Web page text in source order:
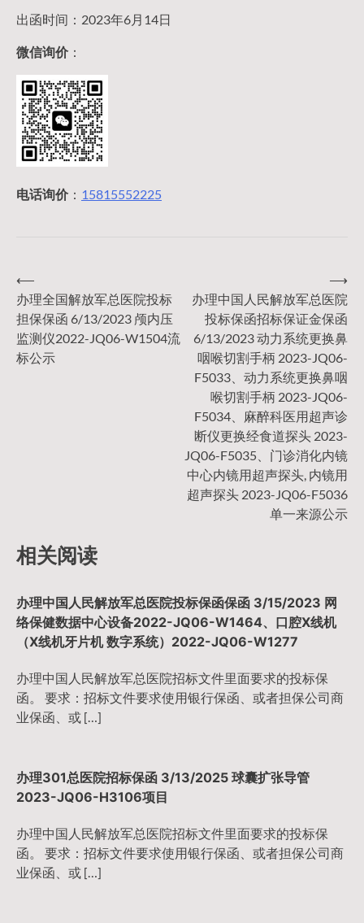
出函时间：2023年6月14日
微信询价：
电话询价： 15815552225
文
章
⟵
办理全国解放军总医院投标
担保保函 6/13/2023 颅内压
监测仪2022-JQ06-W1504流
标公示
办理中国人民解放军总医院
投标保函招标保证金保函
6/13/2023 动力系统更换鼻
咽喉切割手柄 2023-JQ06-
F5033、动力系统更换鼻咽
喉切割手柄 2023-JQ06-
F5034、麻醉科医用超声诊
断仪更换经食道探头 2023-
JQ06-F5035、门诊消化内镜
中心内镜用超声探头, 内镜用
超声探头 2023-JQ06-F5036
单一来源公示
⟶
相关阅读
办理中国人民解放军总医院投标保函保函 3/15/2023 网
络保健数据中心设备2022-JQ06-W1464、口腔X线机
（X线机牙片机 数字系统）2022-JQ06-W1277
办理中国人民解放军总医院招标文件里面要求的投标保
函。 要求：招标文件要求使用银行保函、或者担保公司商
业保函、或 […]
办理301总医院招标保函 3/13/2025 球囊扩张导管
2023-JQ06-H3106项目
办理中国人民解放军总医院招标文件里面要求的投标保
函。 要求：招标文件要求使用银行保函、或者担保公司商
业保函、或 […]